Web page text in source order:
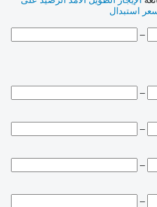
استبدال
–
–
–
–
–